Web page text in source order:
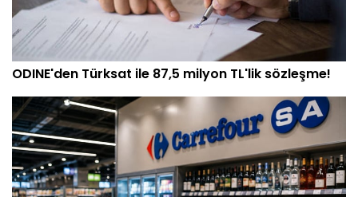
ODINE'den Türksat ile 87,5 milyon TL'lik sözleşme!